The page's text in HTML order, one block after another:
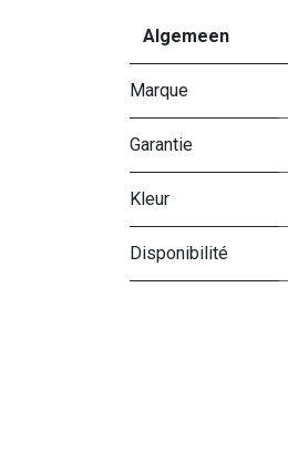
Algemeen
Marque
Garantie
Kleur
Disponibilité